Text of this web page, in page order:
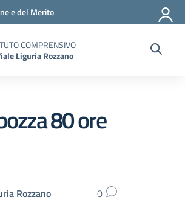
e del Merito
COMPRENSIVO
Liguria Rozzano
80 ore
Rozzano 0